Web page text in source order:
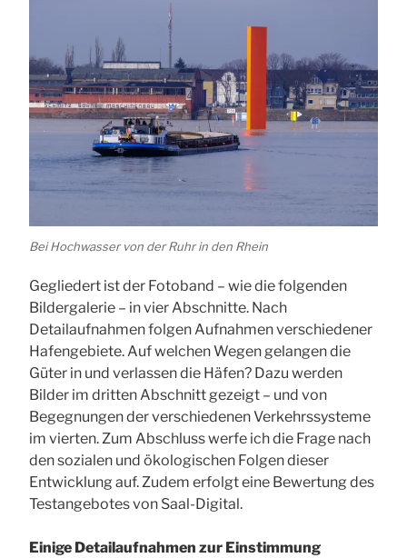
Bei Hochwasser von der Ruhr in den Rhein
Gegliedert ist der Fotoband – wie die folgenden
Bildergalerie – in vier Abschnitte. Nach
Detailaufnahmen folgen Aufnahmen verschiedener
Hafengebiete. Auf welchen Wegen gelangen die
Güter in und verlassen die Häfen? Dazu werden
Bilder im dritten Abschnitt gezeigt – und von
Begegnungen der verschiedenen Verkehrssysteme
im vierten. Zum Abschluss werfe ich die Frage nach
den sozialen und ökologischen Folgen dieser
Entwicklung auf. Zudem erfolgt eine Bewertung des
Testangebotes von Saal-Digital.
Einige Detailaufnahmen zur Einstimmung